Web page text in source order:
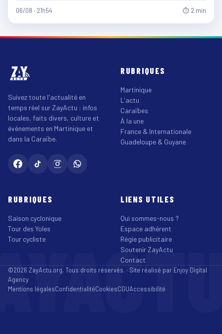
06/08 · 21h54 ⏱ 2 min
Suivez toute l'actualité en
temps réel sur ZayActu : infos
locales, faits divers, culture et
événements en Martinique et
dans la Caraïbe.
RUBRIQUES
Martinique
L'actu
Caraïbes
À la une
France & Internationale
Guadeloupe & Guyane
RUBRIQUES
Saison cyclonique
Tour des Yoles
Tour cycliste
LIENS UTILES
Qui sommes-nous ?
Espace adhérent
Régie publicitaire
Soutenir ZayActu
Contact
©2026 ZayActu.org. Tous droits réservés. · Site réalisé par Enjoy Digital
Agency
Mentions légalesConfidentialitéCookiesCGUAccessibilité